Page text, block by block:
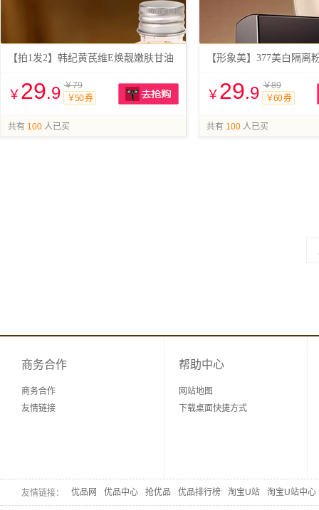
【拍1发2】韩纪黄芪维E焕靓嫩肤甘油
￥ 29.9 ￥79
￥50 券
共有 100 人已买
【形象美】377美白隔离
￥ 29.9 ￥89
￥60 券
共有 100 人已买
商务合作
商务合作
友情链接
帮助中心
网站地图
下载桌面快捷方式
友情链接： 优品网 优品中心 抢优品 优品排行榜 淘宝U站 淘宝U站中心